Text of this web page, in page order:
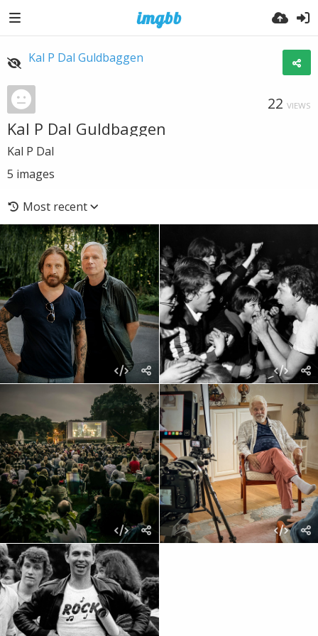
Kal P Dal Guldbaggen
22 VIEWS
Kal P Dal Guldbaggen
Kal P Dal
5 images
Most recent